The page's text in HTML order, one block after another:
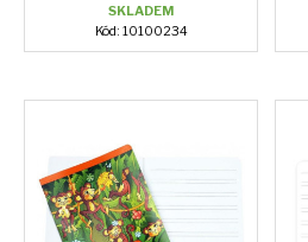
SKLADEM
Kód: 10100234